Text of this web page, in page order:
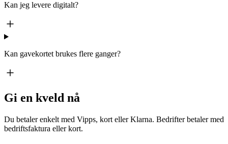
Kan jeg levere digitalt?
Kan gavekortet brukes flere ganger?
Gi en kveld nå
Du betaler enkelt med Vipps, kort eller Klarna. Bedrifter betaler med
bedriftsfaktura eller kort.